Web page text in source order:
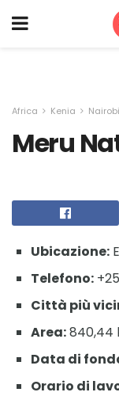
Africa Kenia Nairobi
Meru
Ubicazione:
Telefono:
Città più
Area:840,44
Data di
Orario di